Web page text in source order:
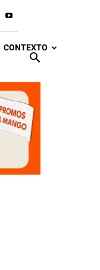
CONTEXTO